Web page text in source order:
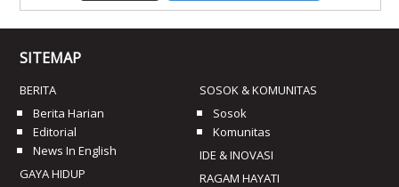
SITEMAP
BERITA
Berita Harian
Editorial
News In English
GAYA HIDUP
SOSOK & KOMUNITAS
Sosok
Komunitas
IDE & INOVASI
RAGAM HAYATI